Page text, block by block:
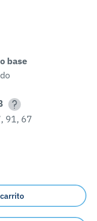
base
91, 67